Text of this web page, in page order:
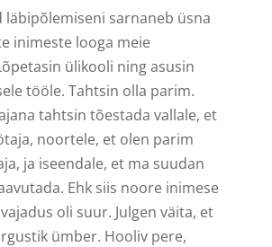
läbipõlemiseni sarnaneb üsna
inimeste looga meie
ülikooli ning asusin
tööle. Tahtsin olla parim.
tahtsin tõestada vallale, et
noortele, et olen parim
ja iseendale, et ma suudan
Ehk siis noore inimese
oli suur. Julgen väita, et
ümber. Hooliv pere,